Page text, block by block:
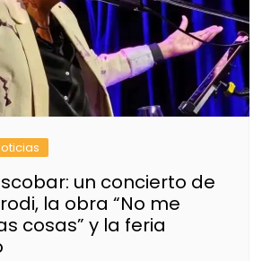
un concierto de
la obra “No me
cosas” y la feria